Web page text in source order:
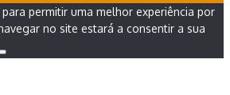
permitir uma melhor experiência por
no site estará a consentir a sua